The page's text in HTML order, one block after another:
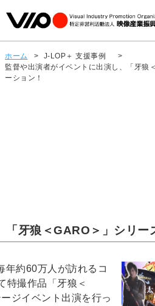
ホーム > J-LOP＋ 支援事例
>
監督や出演者がイベントに出演し、「牙狼
ーション！
牙狼＜GARO＞」シリー
年約60万人が訪れるコ
特撮作品「牙狼＜
ジイベント出演を行っ